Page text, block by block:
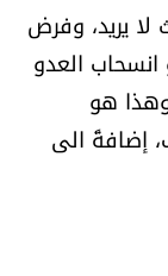
يريد، وفرض
العدو
هو
إضافةً الى